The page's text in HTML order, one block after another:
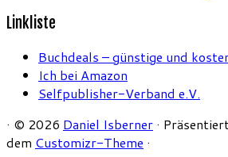
Linkliste
Buchdeals – günstige und
Ich bei Amazon
Selfpublisher-Verband e.V.
· © 2026 Daniel Isberner ·
dem Customizr-Theme ·